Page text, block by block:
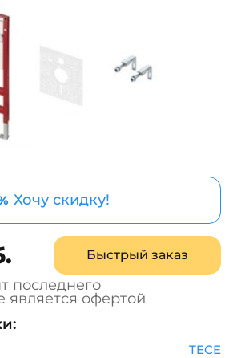
Хочу скидку!
Быстрый заказ
последнего
является офертой
TECE